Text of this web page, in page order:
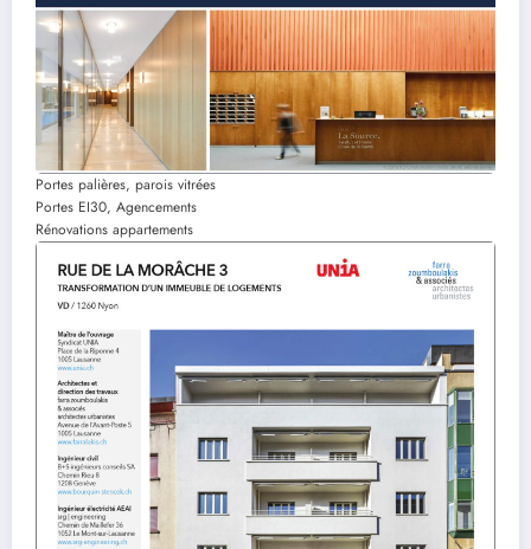
Portes palières, parois vitrées
Portes EI30, Agencements
Rénovations appartements